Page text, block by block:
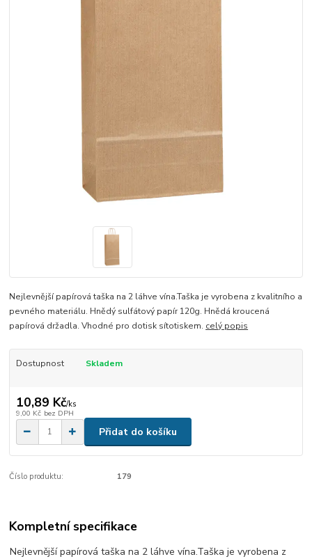
Nejlevnější papírová taška na 2 láhve vína.Taška je vyrobena z kvalitního a
pevného materiálu. Hnědý sulfátový papír 120g. Hnědá kroucená
papírová držadla. Vhodné pro dotisk sítotiskem. celý popis
Dostupnost Skladem
10,89 Kč/ks
9,00 Kč bez DPH
Přidat do košíku
Číslo produktu: 179
Kompletní specifikace
Nejlevnější papírová taška na 2 láhve vína.Taška je vyrobena z